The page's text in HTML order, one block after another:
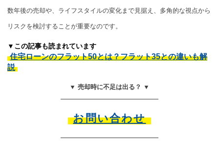
数年後の売却や、ライフスタイルの変化まで見据え、多角的な視点から
リスクを検討することが重要なのです。
▼この記事も読まれています
住宅ローンのフラット50とは？フラット35との違いも解
説
▼ 売却時に不足は出る？ ▼
お問い合わせ